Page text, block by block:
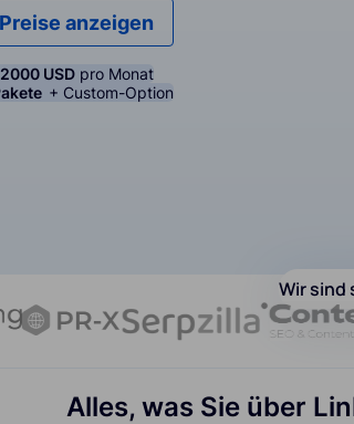
Telegram
in Linkedin
us by email
Preise anzeigen
USD pro Monat
+ Custom-Option
Wir sind
Alles, was Sie über